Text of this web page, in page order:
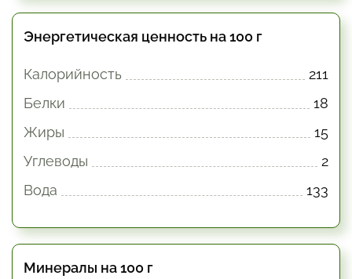
Энергетическая ценность на 100 г
Калорийность
211
Белки
18
Жиры
15
Углеводы
2
Вода
133
Минералы на 100 г